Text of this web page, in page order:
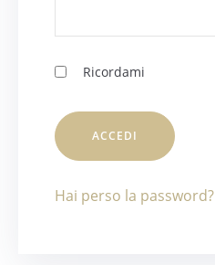
Ricordami
Hai perso la password?